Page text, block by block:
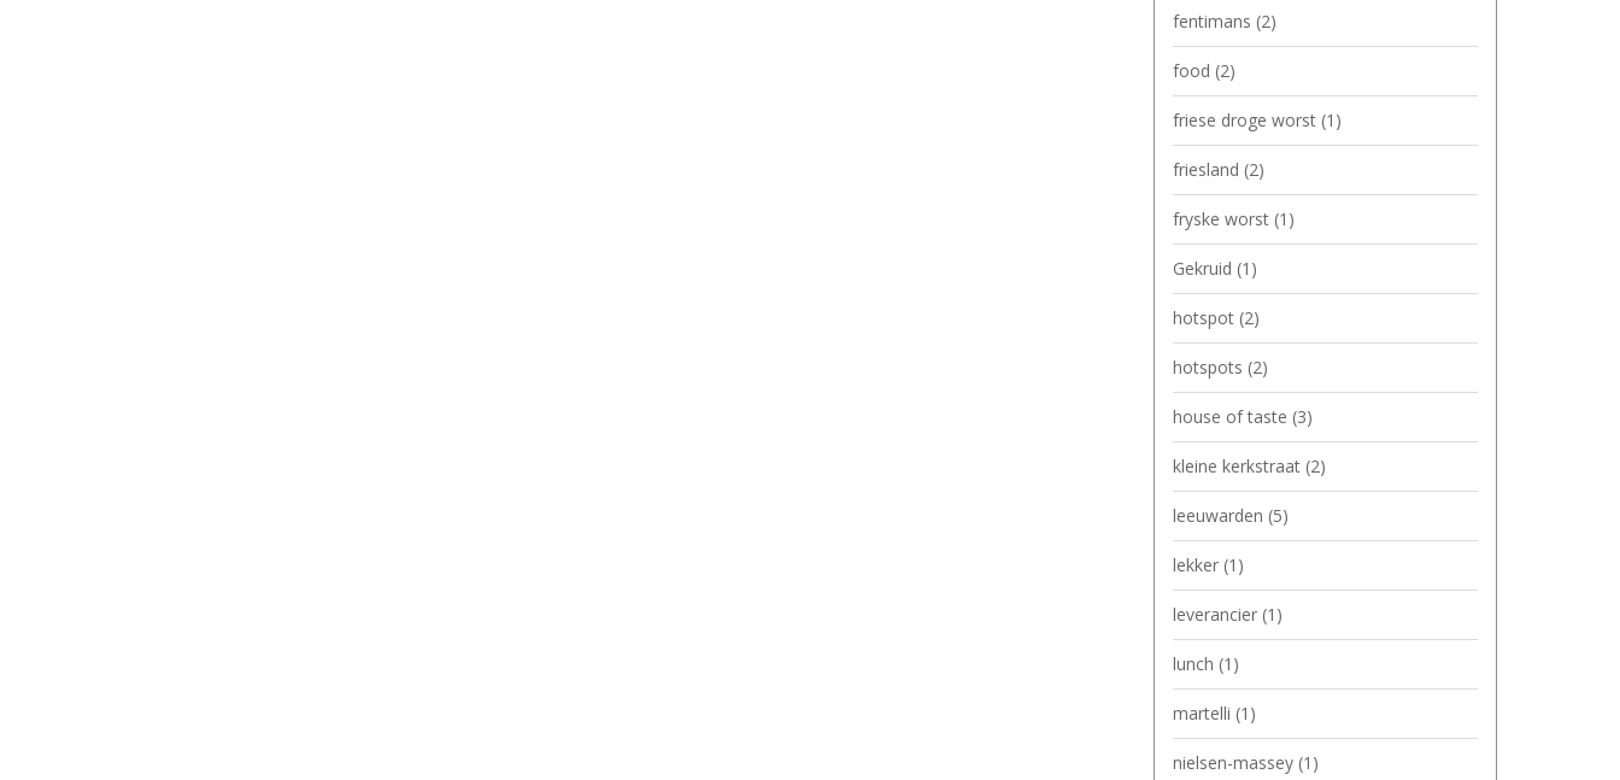
fentimans (2)
food (2)
friese droge worst (1)
friesland (2)
fryske worst (1)
Gekruid (1)
hotspot (2)
hotspots (2)
house of taste (3)
kleine kerkstraat (2)
leeuwarden (5)
lekker (1)
leverancier (1)
lunch (1)
martelli (1)
nielsen-massey (1)